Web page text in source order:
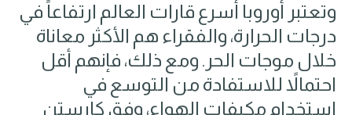
وتعتبر أوروبا أسرع قارات العالم ارتفاعاً في
درجات الحرارة، والفقراء هم الأكثر معاناة
خلال موجات الحر. ومع ذلك، فإنهم أقل
احتمالاً للاستفادة من التوسع في
استخدام مكيفات الهواء، وفق كارستن